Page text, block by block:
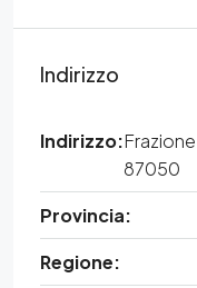
Indirizzo
Indirizzo:
87050
Provincia:
Regione: